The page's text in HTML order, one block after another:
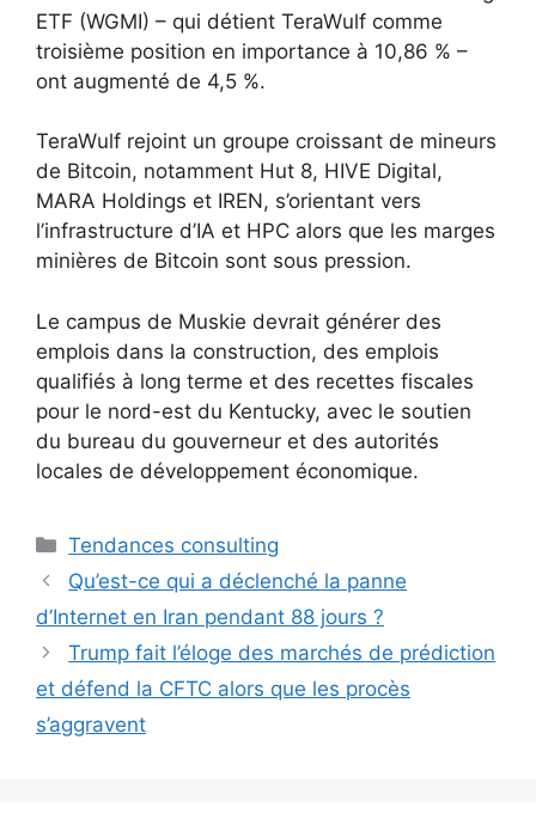
ETF (WGMI) – qui détient TeraWulf comme
troisième position en importance à 10,86 % –
ont augmenté de 4,5 %.
TeraWulf rejoint un groupe croissant de mineurs
de Bitcoin, notamment Hut 8, HIVE Digital,
MARA Holdings et IREN, s’orientant vers
l’infrastructure d’IA et HPC alors que les marges
minières de Bitcoin sont sous pression.
Le campus de Muskie devrait générer des
emplois dans la construction, des emplois
qualifiés à long terme et des recettes fiscales
pour le nord-est du Kentucky, avec le soutien
du bureau du gouverneur et des autorités
locales de développement économique.
Catégories
Tendances consulting
Qu’est-ce qui a déclenché la panne
d’Internet en Iran pendant 88 jours ?
Trump fait l’éloge des marchés de prédiction
et défend la CFTC alors que les procès
s’aggravent